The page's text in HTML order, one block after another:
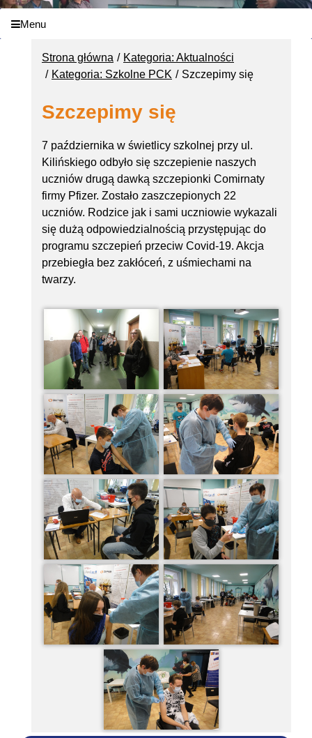
Menu
Strona główna
Kategoria: Aktualności
Kategoria: Szkolne PCK
Szczepimy się
Szczepimy się
7 października w świetlicy szkolnej przy ul.
Kilińskiego odbyło się szczepienie naszych
uczniów drugą dawką szczepionki Comirnaty
firmy Pfizer. Zostało zaszczepionych 22
uczniów. Rodzice jak i sami uczniowie wykazali
się dużą odpowiedzialnością przystępując do
programu szczepień przeciw Covid-19. Akcja
przebiegła bez zakłóceń, z uśmiechami na
twarzy.